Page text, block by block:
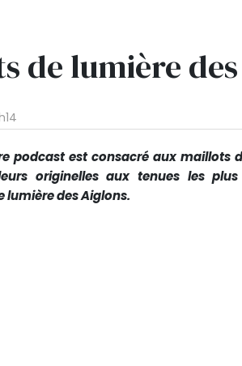
de lumière
podcast est consacré aux maillots
originelles aux tenues les
lumière des Aiglons.